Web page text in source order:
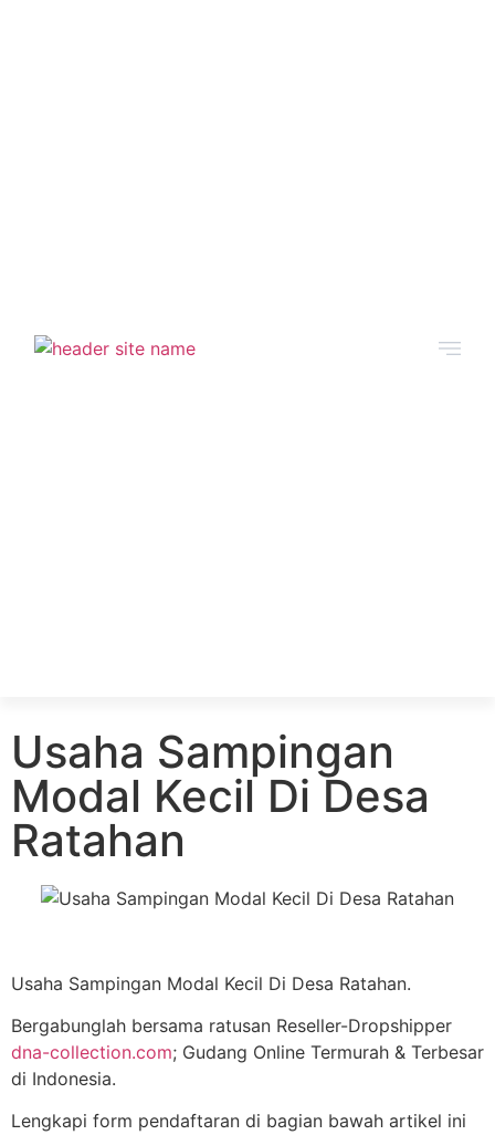
Usaha Sampingan
Modal Kecil Di Desa
Ratahan
Usaha Sampingan Modal Kecil Di Desa Ratahan.
Bergabunglah bersama ratusan Reseller-Dropshipper
dna-collection.com; Gudang Online Termurah & Terbesar
di Indonesia.
Lengkapi form pendaftaran di bagian bawah artikel ini